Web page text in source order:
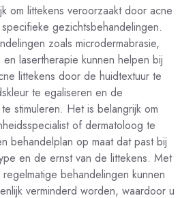
om littekens veroorzaakt door acne
gezichtsbehandelingen.
zoals microdermabrasie,
lasertherapie kunnen helpen bij
littekens door de huidtextuur te
te egaliseren en de
stimuleren. Het is belangrijk om
of dermatoloog te
behandelplan op maat dat past bij
en de ernst van de littekens. Met
behandelingen kunnen
verminderd worden, waardoor u